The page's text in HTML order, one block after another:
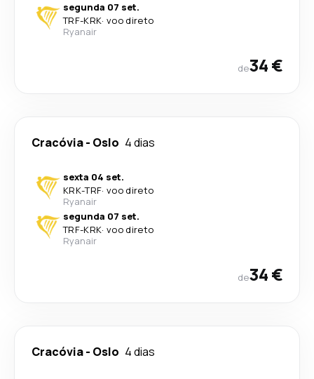
segunda 07 set.
TRF-KRK· voo direto
Ryanair
de34 €
Cracóvia- Oslo 4 dias
sexta 04 set.
KRK-TRF· voo direto
Ryanair
segunda 07 set.
TRF-KRK· voo direto
Ryanair
de34 €
Cracóvia- Oslo 4 dias